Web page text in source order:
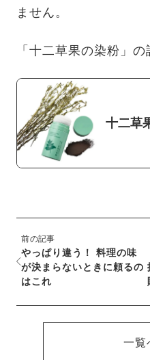
ません。
「十二草果の染粉」の
十二草
前の記事
やっぱり違う！ 料理の味
が決まらないときに頼るの
はこれ
一覧